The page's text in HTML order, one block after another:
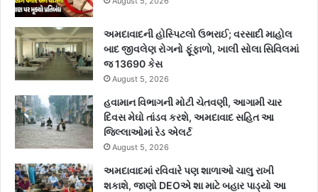
અમદાવાદની હોસ્પિટલો ઉભરાઈ; વરસાદી માહોલ
બાદ જીવલેણ રોગનો ફૂંફાળો, ખાલી સોલા સિવિલમાં
જ 13690 કેસ
August 5, 2026
હવામાન વિભાગની મોટી ચેતવણી, આગામી ચાર
દિવસ મેઘો તાંડવ કરશે, અમદાવાદ સહિત આ
જિલ્લાઓમાં રેડ એલર્ટ
August 5, 2026
અમદાવાદમાં રવિવારે પણ શાળાઓ ચાલુ રાખી
શકાશે, જાણો DEOએ શા માટે બહાર પાડ્યો આ